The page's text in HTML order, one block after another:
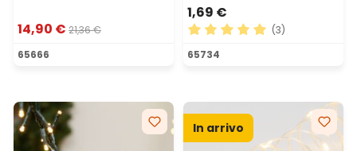
14,90 € 21,36 €
65666
1,69 €
Valutazione media di 5 su
(3)
65734
In arrivo